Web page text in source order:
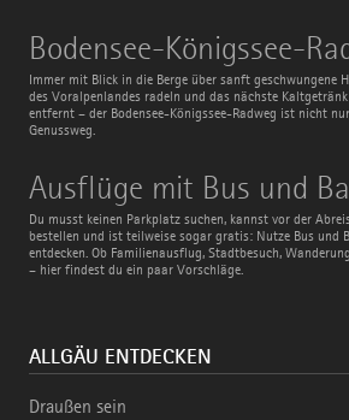
Bodensee-Königssee-
Immer mit Blick in die Berge über sanft geschwungene
des Voralpenlandes radeln und das nächste
entfernt – der Bodensee-Königssee-Radweg ist nicht
Genussweg.
Bodensee-
Königssee-
Radweg
Ausflüge mit Bus und
Du musst keinen Parkplatz suchen, kannst vor der
bestellen und ist teilweise sogar gratis: Nutze Bus und
entdecken. Ob Familienausflug, Stadtbesuch,
– hier findest du ein paar Vorschläge.
Ausflüge
mit
Bus
und
Bahn
ALLGÄU ENTDECKEN
Draußen sein